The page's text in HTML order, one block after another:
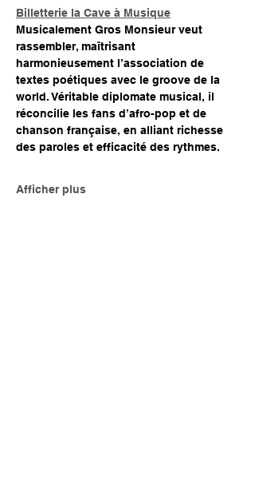
Billetterie la Cave à Musique
Musicalement Gros Monsieur veut
rassembler, maîtrisant
harmonieusement l’association de
textes poétiques avec le groove de la
world. Véritable diplomate musical, il
réconcilie les fans d’afro-pop et de
chanson française, en alliant richesse
des paroles et efficacité des rythmes.
Afficher plus